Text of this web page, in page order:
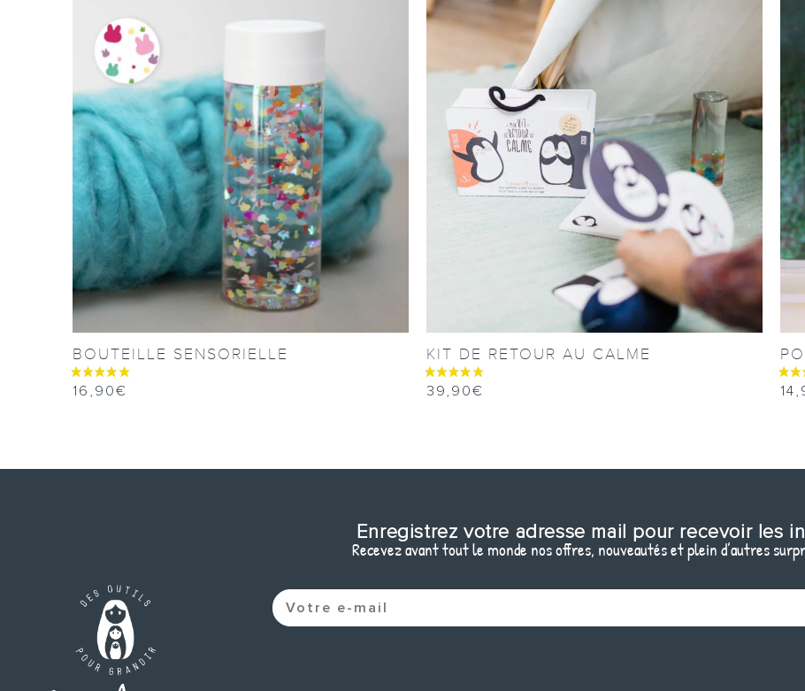
BOUTEILLE SENSORIELLE
16,90€
KIT DE RETOUR AU CALME
39,90€
Enregistrez votre adresse mail pour recevoir les
Recevez avant tout le monde nos offres, nouveautés et plein d’autres